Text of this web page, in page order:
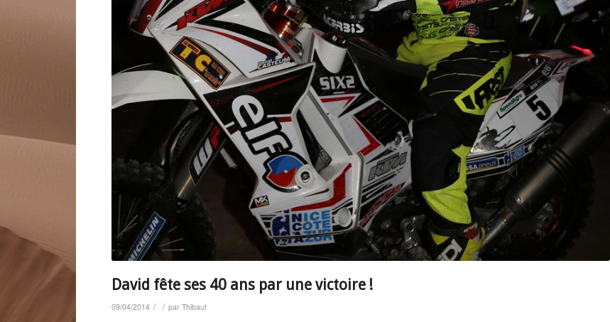
David fête ses 40 ans par une victoire !
09/04/2014 / / par Thibaut